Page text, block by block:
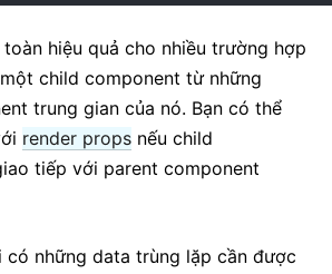
hiệu quả cho nhiều trường hợp
child component từ những
trung gian của nó. Bạn có thể
render props nếu child
tiếp với parent component
có những data trùng lặp cần được